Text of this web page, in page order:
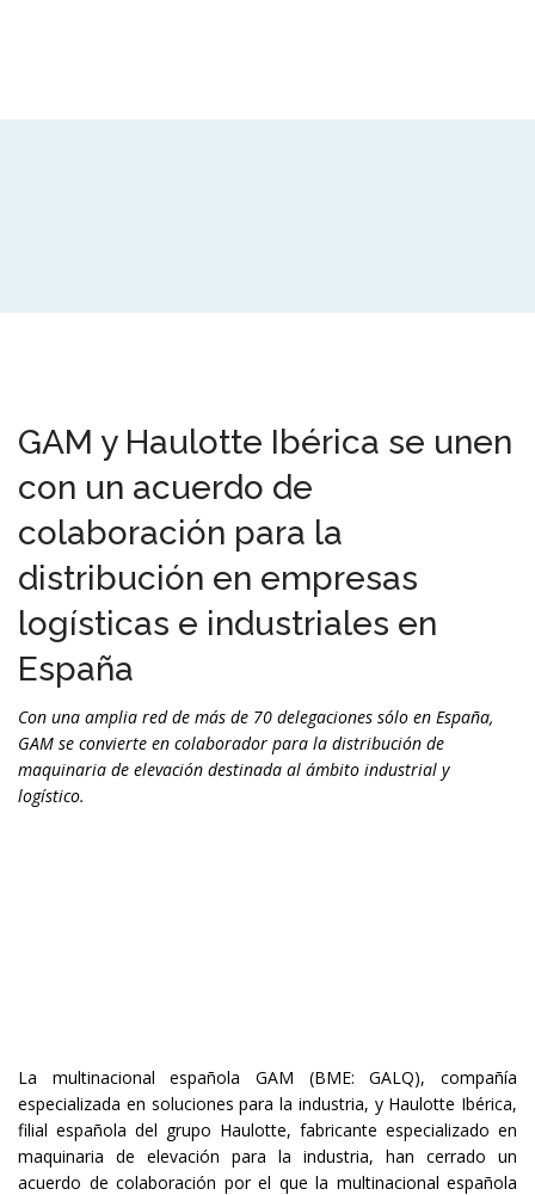
GAM y Haulotte Ibérica se unen
con un acuerdo de
colaboración para la
distribución en empresas
logísticas e industriales en
España
Con una amplia red de más de 70 delegaciones sólo en España,
GAM se convierte en colaborador para la distribución de
maquinaria de elevación destinada al ámbito industrial y
logístico.
La multinacional española GAM (BME: GALQ), compañía
especializada en soluciones para la industria, y Haulotte Ibérica,
filial española del grupo Haulotte, fabricante especializado en
maquinaria de elevación para la industria, han cerrado un
acuerdo de colaboración por el que la multinacional española